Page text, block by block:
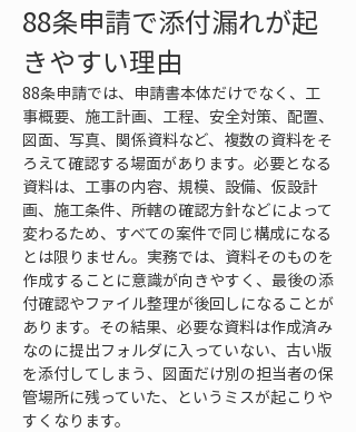
88条申請で添付漏れが起
きやすい理由
88条申請では、申請書本体だけでなく、工
事概要、施工計画、工程、安全対策、配置、
図面、写真、関係資料など、複数の資料をそ
ろえて確認する場面があります。必要となる
資料は、工事の内容、規模、設備、仮設計
画、施工条件、所轄の確認方針などによって
変わるため、すべての案件で同じ構成になる
とは限りません。実務では、資料そのものを
作成することに意識が向きやすく、最後の添
付確認やファイル整理が後回しになることが
あります。その結果、必要な資料は作成済み
なのに提出フォルダに入っていない、古い版
を添付してしまう、図面だけ別の担当者の保
管場所に残っていた、というミスが起こりや
すくなります。